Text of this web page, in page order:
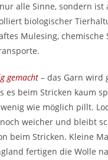
alle Sinne, sondern ist
biologischer
Mulesing, chemische
gemacht – das Garn wird
es beim Stricken kaum
wie möglich pillt.
weicher und bleibt
beim Stricken. Kleine
fertigen die Wolle